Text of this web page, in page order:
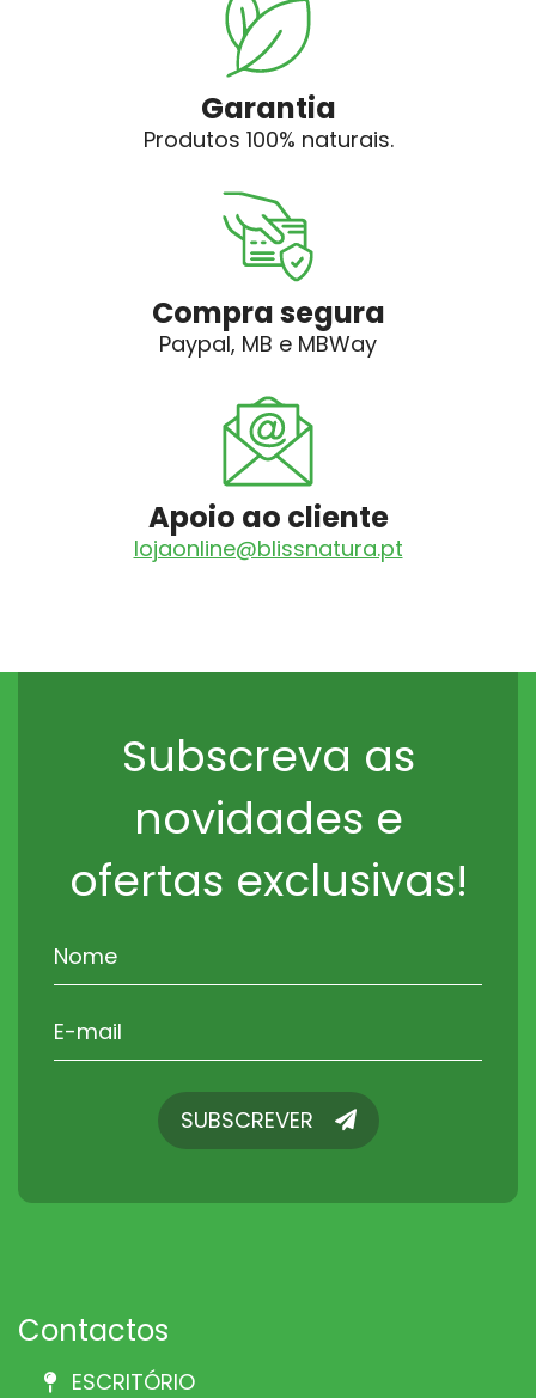
Garantia
Produtos 100% naturais.
Compra segura
Paypal, MB e MBWay
Apoio ao cliente
lojaonline@blissnatura.pt
Subscreva as
novidades e
ofertas exclusivas!
SUBSCREVERSUBSCREVER
Contactos
ESCRITÓRIO